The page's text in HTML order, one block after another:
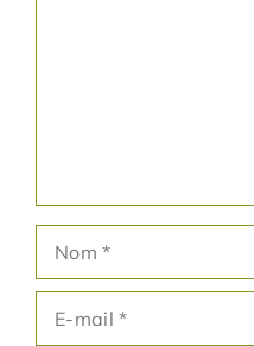
mail